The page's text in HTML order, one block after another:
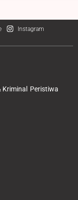
Instagram
Kriminal
Peristiwa